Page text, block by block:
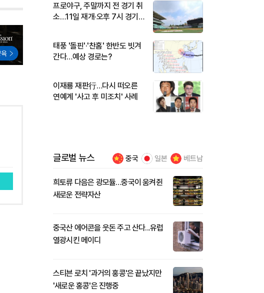
프로야구, 주말까지 전 경기 취
소…11일 재개·오후 7시 경기
태풍 '돌핀'·'찬홈' 한반도 빗겨
간다…예상 경로는?
이재룡 재판行…다시 떠오른
연예계 '사고 후 미조치' 사례
글로벌 뉴스 중국 일본 베트남
희토류 다음은 광모듈…중국이 움켜쥔
새로운 전략자산
중국산 에어콘을 웃돈 주고 산다...유럽
열광시킨 메이디
스티븐 로치 '과거의 홍콩'은 끝났지만
'새로운 홍콩'은 진행중